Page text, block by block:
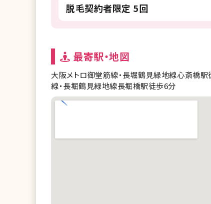
脱毛契約者限定 5回
最寄駅・地図
大阪メトロ御堂筋線・長堀鶴見緑地線心斎橋
線・長堀鶴見緑地線長堀橋駅徒歩6分